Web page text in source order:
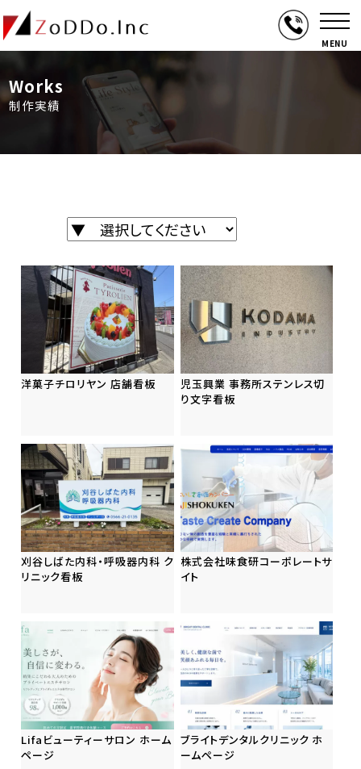
MENU
Works
制作実績
洋菓子チロリヤン 店舗看板
児玉興業 事務所ステンレス切
り文字看板
刈谷しばた内科・呼吸器内科 ク
リニック看板
株式会社味食研コーポレートサ
イト
Lifaビューティーサロン ホーム
ページ
ブライトデンタルクリニック ホ
ームページ